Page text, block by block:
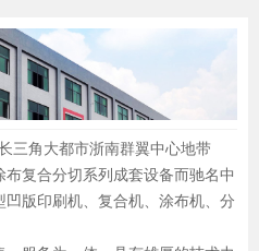
三角大都市浙南群翼中心地带
复合分切系列成套设备而驰名中
版印刷机、复合机、涂布机、分